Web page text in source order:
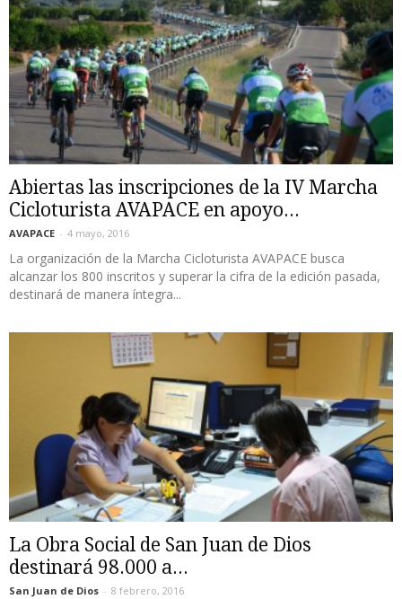
Abiertas las inscripciones de la IV Marcha
Cicloturista AVAPACE en apoyo...
AVAPACE - 4 mayo, 2016
La organización de la Marcha Cicloturista AVAPACE busca
alcanzar los 800 inscritos y superar la cifra de la edición pasada,
destinará de manera íntegra...
La Obra Social de San Juan de Dios
destinará 98.000 a...
San Juan de Dios - 8 febrero, 2016